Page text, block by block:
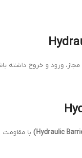
مجاز، ورود و خروج داشته
با